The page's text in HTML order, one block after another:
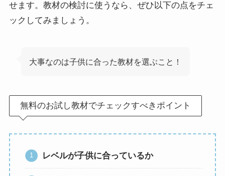
せます。教材の検討に使うなら、ぜひ以下の点をチェ
ックしてみましょう。
大事なのは子供に合った教材を選ぶこと！
無料のお試し教材でチェックすべきポイント
レベルが子供に合っているか